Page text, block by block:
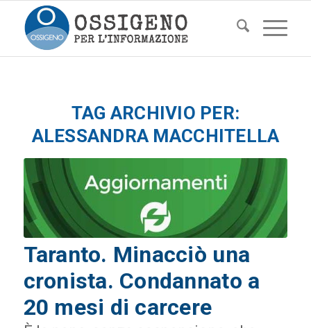
TAG ARCHIVIO PER:
ALESSANDRA MACCHITELLA
Taranto. Minacciò una
cronista. Condannato a
20 mesi di carcere